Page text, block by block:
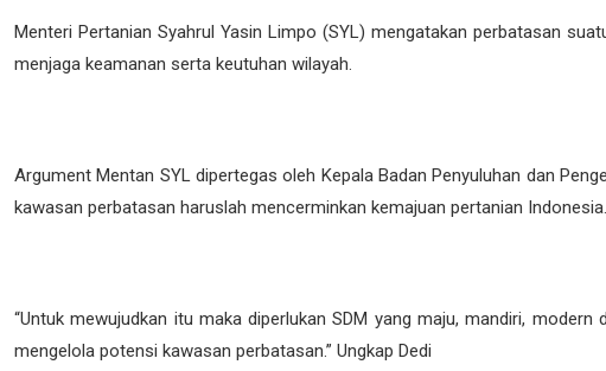
Menteri Pertanian Syahrul Yasin Limpo (SYL) mengatakan perbatasan
menjaga keamanan serta keutuhan wilayah.
Argument Mentan SYL dipertegas oleh Kepala Badan Penyuluhan dan
kawasan perbatasan haruslah mencerminkan kemajuan pertanian Indonesia.
“Untuk mewujudkan itu maka diperlukan SDM yang maju, mandiri,
mengelola potensi kawasan perbatasan.” Ungkap Dedi